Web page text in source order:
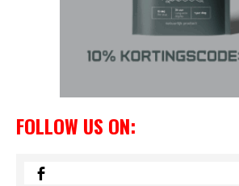
FOLLOW US ON: